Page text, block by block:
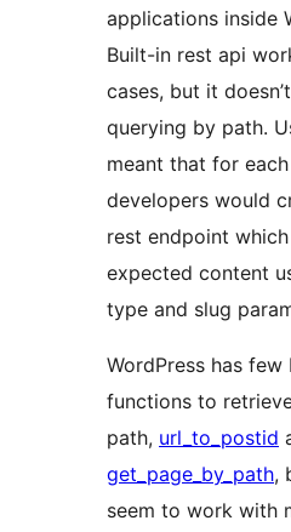
applications inside
Built-in rest api
cases, but it
querying by path.
meant that for
developers would
rest endpoint
expected content
type and slug
WordPress has
functions to
path, url_to_postid
get_page_by_path,
seem to work with